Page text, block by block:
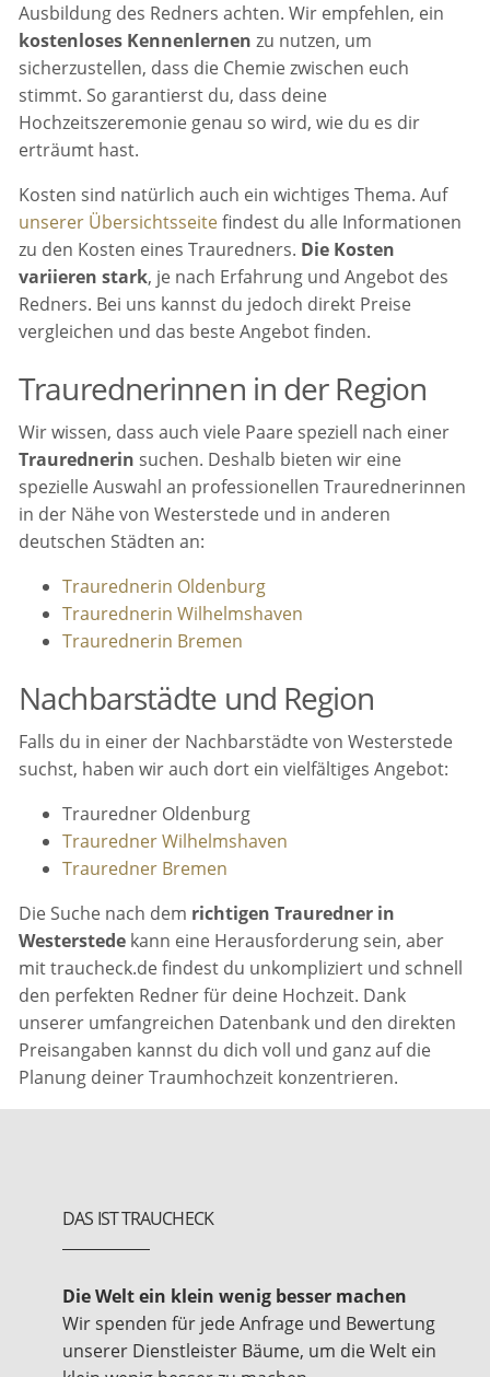
Ausbildung des Redners achten. Wir empfehlen, ein
kostenloses Kennenlernen zu nutzen, um
sicherzustellen, dass die Chemie zwischen euch
stimmt. So garantierst du, dass deine
Hochzeitszeremonie genau so wird, wie du es dir
erträumt hast.
Kosten sind natürlich auch ein wichtiges Thema. Auf
unserer Übersichtsseitefindest du alle Informationen
zu den Kosten eines Trauredners. Die Kosten
variieren stark, je nach Erfahrung und Angebot des
Redners. Bei uns kannst du jedoch direkt Preise
vergleichen und das beste Angebot finden.
Traurednerinnen in der Region
Wir wissen, dass auch viele Paare speziell nach einer
Traurednerin suchen. Deshalb bieten wir eine
spezielle Auswahl an professionellen Traurednerinnen
in der Nähe von Westerstede und in anderen
deutschen Städten an:
Traurednerin Oldenburg
Traurednerin Wilhelmshaven
Traurednerin Bremen
Nachbarstädte und Region
Falls du in einer der Nachbarstädte von Westerstede
suchst, haben wir auch dort ein vielfältiges Angebot:
Trauredner Oldenburg
Trauredner Wilhelmshaven
Trauredner Bremen
Die Suche nach dem richtigen Trauredner in
Westerstede kann eine Herausforderung sein, aber
mit traucheck.de findest du unkompliziert und schnell
den perfekten Redner für deine Hochzeit. Dank
unserer umfangreichen Datenbank und den direkten
Preisangaben kannst du dich voll und ganz auf die
Planung deiner Traumhochzeit konzentrieren.
DAS IST TRAUCHECK
Die Welt ein klein wenig besser machen
Wir spenden für jede Anfrage und Bewertung
unserer Dienstleister Bäume, um die Welt ein